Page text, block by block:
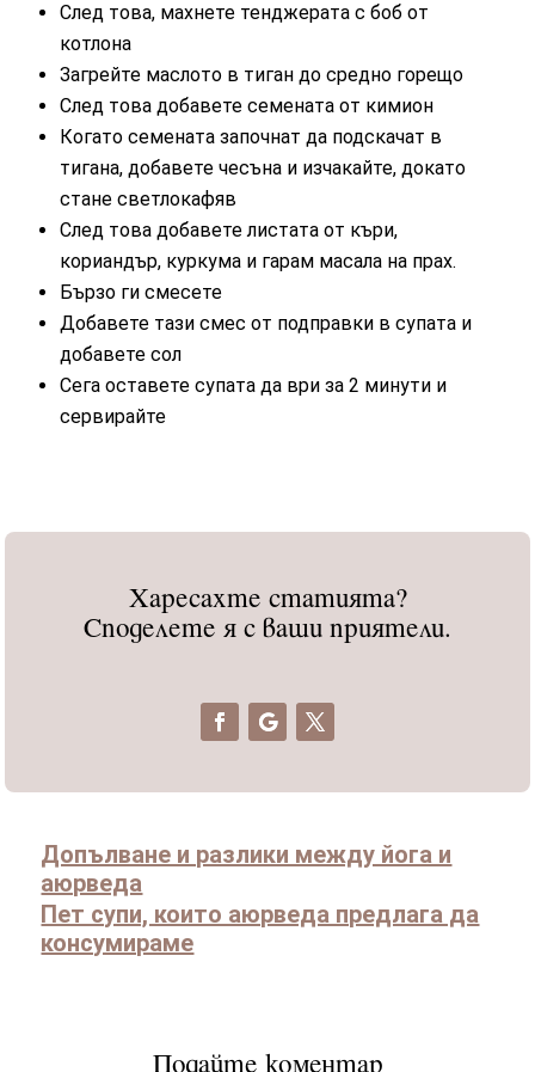
След това, махнете тенджерата с боб от
котлона
Загрейте маслото в тиган до средно горещо
След това добавете семената от кимион
Когато семената започнат да подскачат в
тигана, добавете чесъна и изчакайте, докато
стане светлокафяв
След това добавете листата от къри,
кориандър, куркума и гарам масала на прах.
Бързо ги смесете
Добавете тази смес от подправки в супата и
добавете сол
Сега оставете супата да ври за 2 минути и
сервирайте
Харесахте статията?
Споделете я с ваши приятели.
Допълване и разлики между йога и
аюрведа
Пет супи, които аюрведа предлага да
консумираме
Подайте коментар